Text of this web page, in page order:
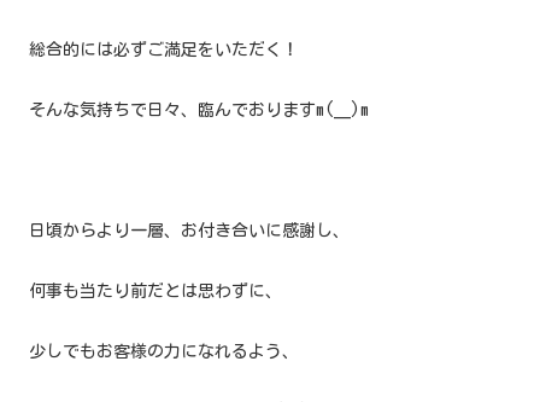
総合的には必ずご満足をいただく！
そんな気持ちで日々、臨んでおりますm(__)m
日頃からより一層、お付き合いに感謝し、
何事も当たり前だとは思わずに、
少しでもお客様の力になれるよう、